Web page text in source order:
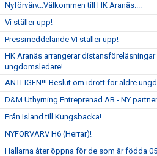
Nyförvärv...Välkommen till HK Aranäs....
Vi ställer upp!
Pressmeddelande VI ställer upp!
HK Aranäs arrangerar
ungdomsledare!
ÄNTLIGEN!!! Beslut om idrott för äldre
D&M Uthyrning Entreprenad AB - NY
Från Island till Kungsbacka!
NYFÖRVÄRV H6 (Herrar)!
Hallarna åter öppna för de som är födda